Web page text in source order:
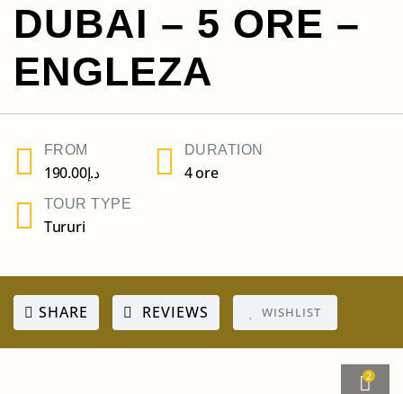
DUBAI – 5 ORE –
ENGLEZA
FROM
د.إ190.00
DURATION
4 ore
TOUR TYPE
Tururi
SHARE REVIEWS WISHLIST
2